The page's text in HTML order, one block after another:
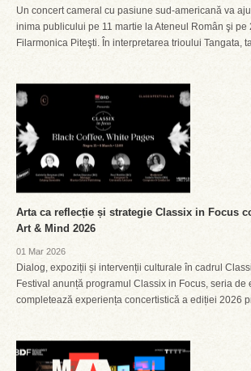
Un concert cameral cu pasiune sud-americană va
inima publicului pe 11 martie la Ateneul Român şi pe
Filarmonica Piteşti. În interpretarea trioului Tangata,
Arta ca reflecție și strategie Classix in Focus
Art & Mind 2026
01 Mar 2026
Dialog, expoziții și intervenții culturale în cadrul
Festival anunță programul Classix in Focus, seria de
completează experiența concertistică a ediției 2026